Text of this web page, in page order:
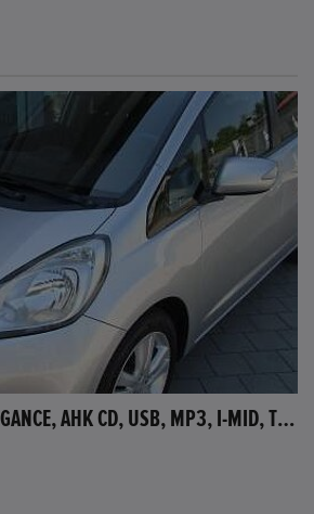
HONDA JAZZ 1.4 ELEGANCE, AHK CD, USB, MP3, I-MID, TEMPOMAT, AUX-IN